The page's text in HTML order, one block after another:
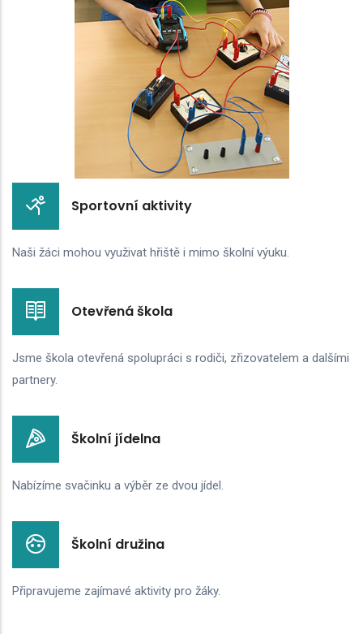
Sportovní aktivity
Naši žáci mohou využivat hřiště i mimo školní výuku.
Otevřená škola
Jsme škola otevřená spolupráci s rodiči, zřizovatelem a dalšími
partnery.
Školní jídelna
Nabízíme svačinku a výběr ze dvou jídel.
Školní družina
Připravujeme zajímavé aktivity pro žáky.